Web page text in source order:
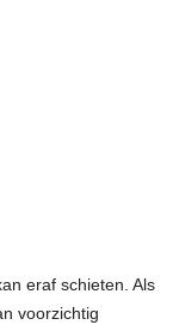
eraf schieten. Als
voorzichtig